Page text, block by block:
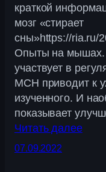
краткой
мозг «стирает
сны»https://ria.ru/
Опыты на мышах.
участвует в
MCH приводит к
изученного. И
показывает
Читать далее
07.09.2022